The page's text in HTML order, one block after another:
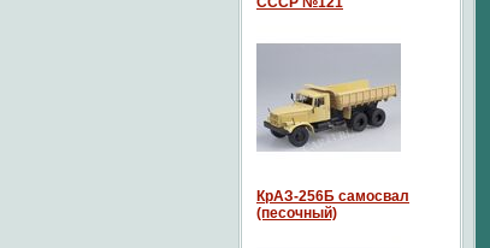
КрАЗ-256Б самосвал
(песочный)